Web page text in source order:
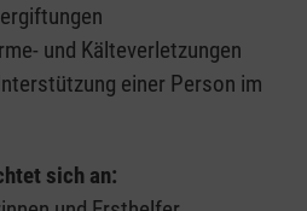
und Kälteverletzungen
einer Person im
sich an: